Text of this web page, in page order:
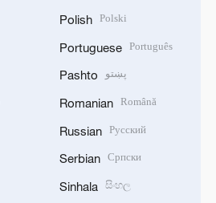
Polish Polski
Portuguese Português
Pashto پښتو
Romanian Română
Russian Русский
Serbian Српски
Sinhala සිංහල